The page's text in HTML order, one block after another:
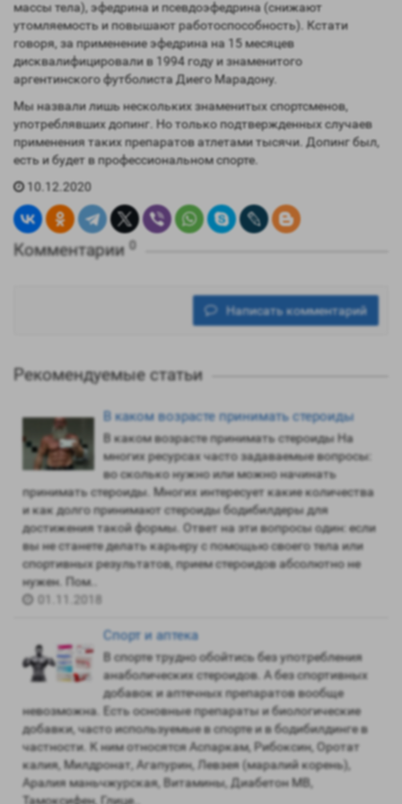
массы тела), эфедрина и псевдоэфедрина (снижают
утомляемость и повышают работоспособность). Кстати
говоря, за применение эфедрина на 15 месяцев
дисквалифицировали в 1994 году и знаменитого
аргентинского футболиста Диего Марадону.
Мы назвали лишь нескольких знаменитых спортсменов,
употреблявших допинг. Но только подтвержденных случаев
применения таких препаратов атлетами тысячи. Допинг был,
есть и будет в профессиональном спорте.
10.12.2020
Комментарии 0
Написать комментарий
Рекомендуемые статьи
В каком возрасте принимать стероиды
В каком возрасте принимать стероиды На
многих ресурсах часто задаваемые вопросы:
во сколько нужно или можно начинать
принимать стероиды. Многих интересует какие количества
и как долго принимают стероиды бодибилдеры для
достижения такой формы. Ответ на эти вопросы один: если
вы не станете делать карьеру с помощью своего тела или
спортивных результатов, прием стероидов абсолютно не
нужен. Пом..
01.11.2018
Спорт и аптека
В спорте трудно обойтись без употребления
анаболических стероидов. А без спортивных
добавок и аптечных препаратов вообще
невозможна. Есть основные препараты и биологические
добавки, часто используемые в спорте и в бодибилдинге в
частности. К ним относятся Аспаркам, Рибоксин, Оротат
калия, Милдронат, Агапурин, Левзея (маралий корень),
Аралия маньчжурская, Витамины, Диабетон МВ,
Тамоксифен, Глице..